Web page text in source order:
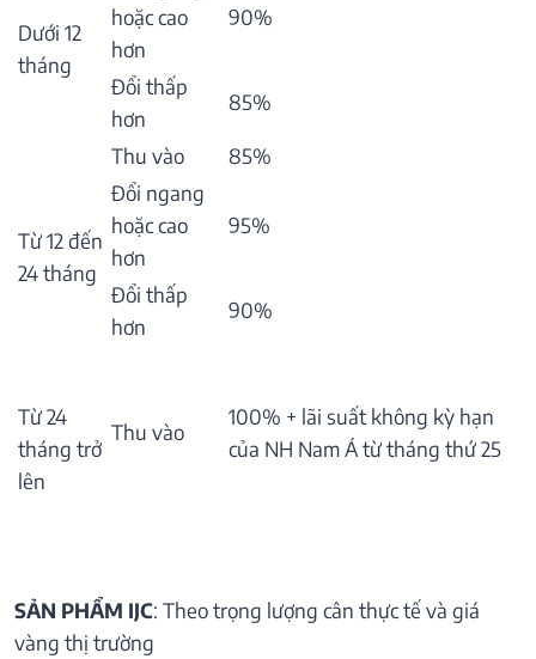
Dưới 12
tháng
hoặc cao
hơn
90%
Đổi thấp
hơn
85%
Từ 12 đến
24 tháng
Thu vào
85%
Đổi ngang
hoặc cao
hơn
95%
Đổi thấp
hơn
90%
Từ 24
tháng trở
lên
Thu vào
100% + lãi suất không kỳ hạn
của NH Nam Á từ tháng thứ 25
SẢN PHẨM IJC: Theo trọng lượng cân thực tế và giá
vàng thị trường